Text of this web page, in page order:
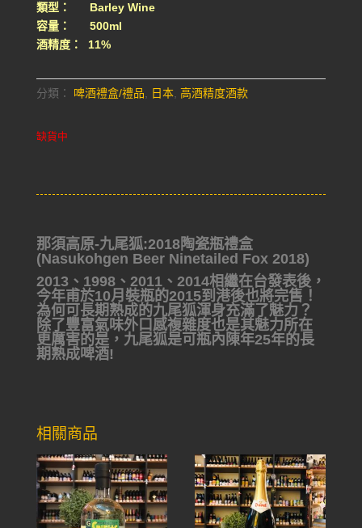
類型： Barley Wine
容量： 500ml
酒精度： 11%
分類： 啤酒禮盒/禮品, 日本, 高酒精度酒款
缺貨中
那須高原-九尾狐:2018陶瓷瓶禮盒
(Nasukohgen Beer Ninetailed Fox 2018)
2013、1998、2011、2014相繼在台發表後，
今年甫於10月裝瓶的2015到港後也將完售！
為何可長期熟成的九尾狐渾身充滿了魅力？
除了豐富氣味外口感複雜度也是其魅力所在
更厲害的是，九尾狐是可瓶內陳年25年的長
期熟成啤酒!
相關商品